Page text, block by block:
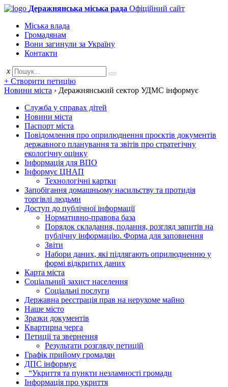
Деражнянська міська рада Офіційний сайт
Міська влада
Громадянам
Вони загинули за Україну
Контакти
x
+ Створити петицію
Новини міста › Деражнянський сектор УДМС інформує
Служба у справах дітей
Новини міста
Паспорт міста
Повідомлення про оприлюднення проєктів документів
державного планування та звітів про стратегічну
екологічну оцінку
Інформація для ВПО
Інформує ЦНАП
Технологічні картки
Запобігання домашньому насильству та протидія
торгівлі людьми
Доступ до публічної інформації
Нормативно-правова база
Порядок складання, подання, розгляд запитів на
публічну інформацію. Форма для заповнення
Звіти
Набори даних, які підлягають оприлюдненню у
формі відкритих даних
Карта міста
Соціальний захист населення
Соціальні послуги
Державна реєстрація прав на нерухоме майно
Наше місто
Зразки документів
Квартирна черга
Петиції та звернення
Результати розгляду петицій
Графік прийому громадян
ДПС інформує
“Укриття та пункти незламності громади
Інформація про укриття